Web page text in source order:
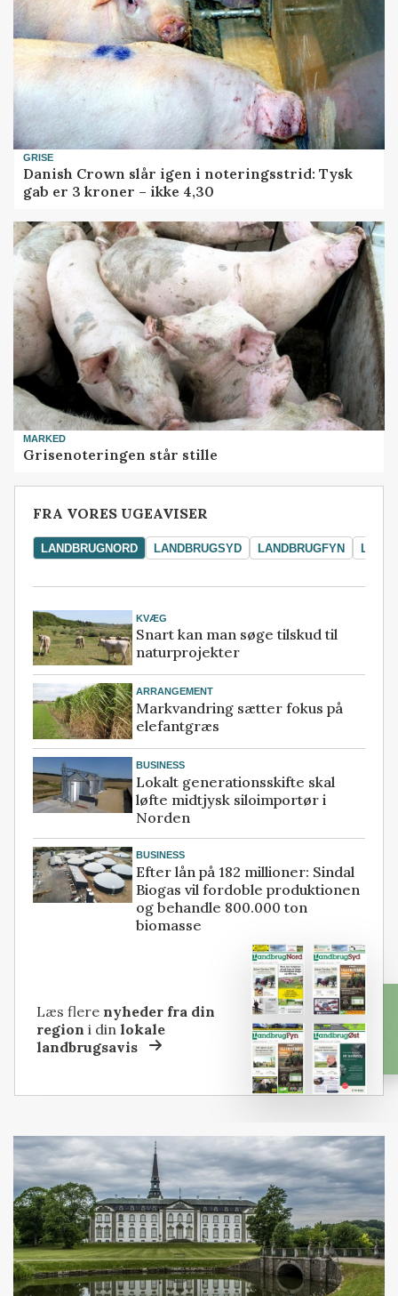
GRISE
Danish Crown slår igen i noteringsstrid: Tysk
gab er 3 kroner – ikke 4,30
MARKED
Grisenoteringen står stille
FRA VORES UGEAVISER
LANDBRUGNORD LANDBRUGSYD LANDBRUGFYN
KVÆG
Snart kan man søge tilskud til
naturprojekter
ARRANGEMENT
Markvandring sætter fokus på
elefantgræs
BUSINESS
Lokalt generationsskifte skal
løfte midtjysk siloimportør i
Norden
BUSINESS
Efter lån på 182 millioner: Sindal
Biogas vil fordoble produktionen
og behandle 800.000 ton
biomasse
Læs flere nyheder fra din
region i dinlokale
landbrugsavis